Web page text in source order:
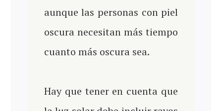
aunque las personas con piel
oscura necesitan más tiempo
cuanto más oscura sea.
Hay que tener en cuenta que